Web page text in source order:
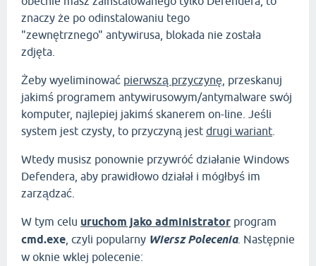
znaczy że po odinstalowaniu tego
"zewnętrznego" antywirusa, blokada nie została
zdjęta.
Żeby wyeliminować pierwszą przyczynę , przeskanuj
jakimś programem antywirusowym/antymalware swój
komputer, najlepiej jakimś skanerem on-line. Jeśli
system jest czysty, to przyczyną jest drugi wariant
Wtedy musisz ponownie przywróć działanie Windows
Defendera, aby prawidłowo działał i mógłbyś im
zarządzać.
W tym celu uruchom jako administrator program
cmd.exe , czyli popularny Wiersz Polecenia. Następnie
w oknie wklej polecenie: